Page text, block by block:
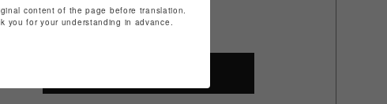
content of the page before translation.
you for your understanding in advance.